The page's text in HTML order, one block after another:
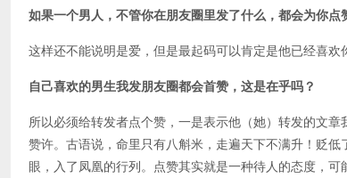
如果一个男人，不管你在朋友圈里发了什么，都会为你
这样还不能说明是爱，但是最起码可以肯定是他已经喜
自己喜欢的男生我发朋友圈都会首赞，这是在乎吗？
所以必须给转发者点个赞，一是表示他（她）转发的文
赞许。古语说，命里只有八斛米，走遍天下不满升！贬
眼，入了凤凰的行列。点赞其实就是一种待人的态度，